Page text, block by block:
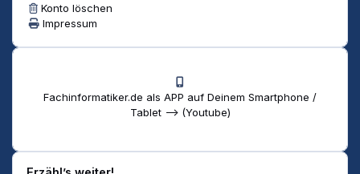
Konto löschen
Impressum
Fachinformatiker.de als APP auf Deinem Smartphone /
Tablet --> (Youtube)